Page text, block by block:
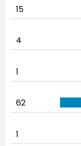
15
4
1
62
1